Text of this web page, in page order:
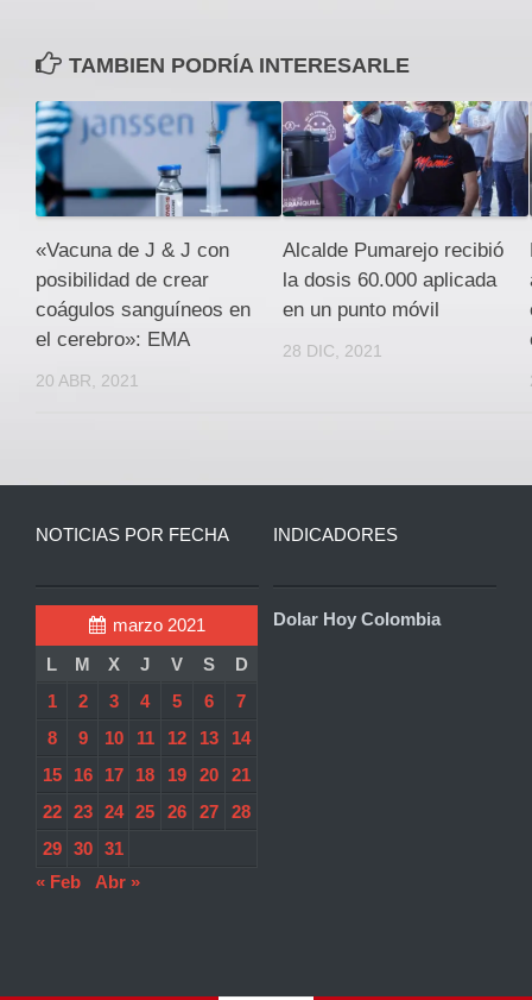
TAMBIEN PODRÍA INTERESARLE
«Vacuna de J & J con
posibilidad de crear
coágulos sanguíneos en
el cerebro»: EMA
20 ABR, 2021
Alcalde Pumarejo recibió
la dosis 60.000 aplicada
en un punto móvil
28 DIC, 2021
NOTICIAS POR FECHA
marzo 2021
L
M X J V S
D
1
2 3 4 5 6
7
8
9 10 11 12 13
14
15
16 17 18 19 20
21
22
23 24 25 26 27
28
29
30
31
« Feb
Abr »
INDICADORES
Dolar Hoy Colombia